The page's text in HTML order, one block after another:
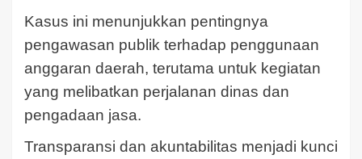
Kasus ini menunjukkan pentingnya
pengawasan publik terhadap penggunaan
anggaran daerah, terutama untuk kegiatan
yang melibatkan perjalanan dinas dan
pengadaan jasa.
Transparansi dan akuntabilitas menjadi kunci